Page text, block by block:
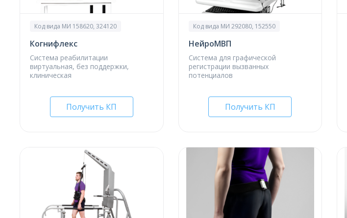
Код вида МИ 158620, 324120
Когнифлекс
Система реабилитации
виртуальная, без поддержки,
клиническая
Получить КП
Код вида МИ 292080, 152550
НейроМВП
Система для графической
регистрации вызванных
потенциалов
Получить КП